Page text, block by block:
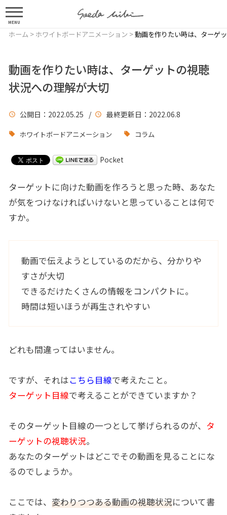
MENU
ホーム > ホワイトボードアニメーション >動画を作りたい時は、ターゲ
動画を作りたい時は、ターゲットの視聴
状況への理解が大切
公開日 ：2022.05.25 / 最終更新日 ：2022.06.8
ホワイトボードアニメーション コラム
Pocket
ターゲットに向けた動画を作ろうと思った時、あなた
が気をつけなければいけないと思っていることは何で
すか。
動画で伝えようとしているのだから、分かりや
すさが大切
できるだけたくさんの情報をコンパクトに。
時間は短いほうが再生されやすい
どれも間違ってはいません。
ですが、それはこちら目線で考えたこと。
ターゲット目線で考えることができていますか？
そのターゲット目線の一つとして挙げられるのが、 タ
ーゲットの視聴状況。
あなたのターゲットはどこでその動画を見ることにな
るのでしょうか。
ここでは、 変わりつつある動画の視聴状況について書